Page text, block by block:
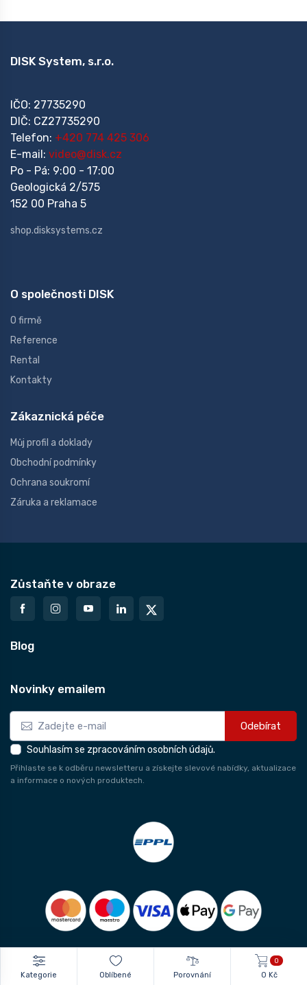
DISK System, s.r.o.
IČO: 27735290
DIČ: CZ27735290
Telefon: +420 774 425 306
E-mail: video@disk.cz
Po - Pá: 9:00 - 17:00
Geologická 2/575
152 00 Praha 5
shop.disksystems.cz
O společnosti DISK
O firmě
Reference
Rental
Kontakty
Zákaznická péče
Můj profil a doklady
Obchodní podmínky
Ochrana soukromí
Záruka a reklamace
Zůstaňte v obraze
Blog
Novinky emailem
Odebírat
Souhlasím se zpracováním osobních údajů.
Přihlaste se k odběru newsletteru a získejte slevové nabídky, aktualizace
a informace o nových produktech.
Kategorie Oblíbené Porovnání
0
0 Kč